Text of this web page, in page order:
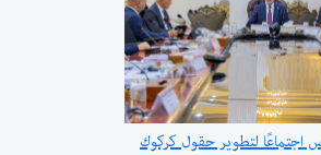
اجتماعًا لتطوير حقول كركوك